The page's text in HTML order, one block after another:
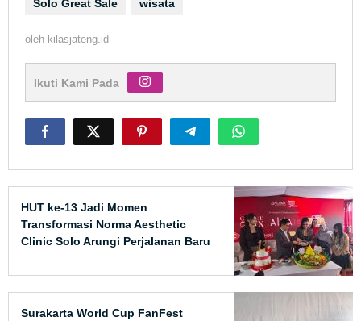
Solo Great Sale wisata
oleh kilasjateng.id
Ikuti Kami Pada
HUT ke-13 Jadi Momen
Transformasi Norma Aesthetic
Clinic Solo Arungi Perjalanan Baru
Surakarta World Cup FanFest